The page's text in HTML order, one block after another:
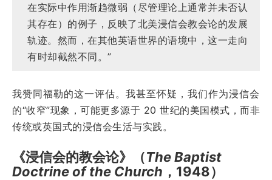
在实际中作用渐趋微弱（尽管理论上通常并未否认
其存在）的例子，反映了北美浸信会教会论的发展
轨迹。然而，在其他英语世界的语境中，这一走向
有时却截然不同。”
我赞同福勒的这一评估。我甚至怀疑，我们作为浸信会
的“收窄”现象，可能更多源于 20 世纪的美国模式，而非
传统或英国式的浸信会生活与实践。
《浸信会的教会论》（The Baptist
Doctrine of the Church ，1948）